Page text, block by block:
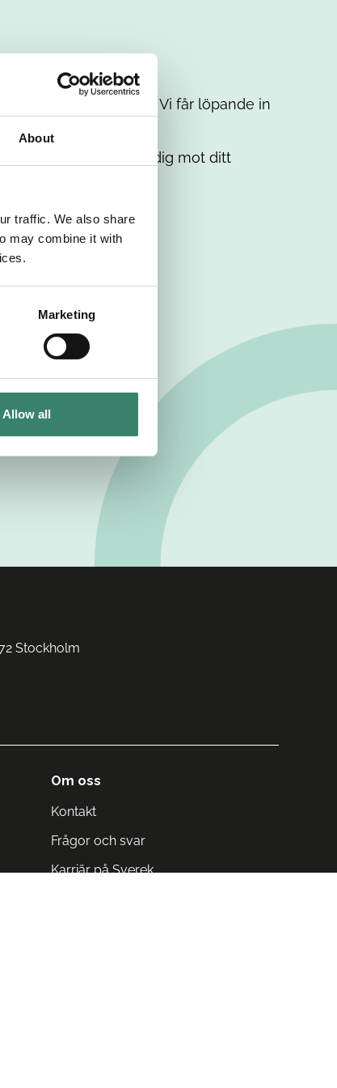
About
traffic. We also share
may combine it with
Marketing
Allow all
Misströsta inte. Vi får löpande in
matchar vi dig mot ditt
Stockholm
Om oss
Kontakt
Frågor och svar
Karriär på Sverek